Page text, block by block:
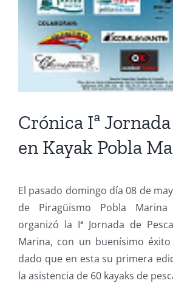
Crónica Iª
en Kayak Pobla
El pasado domingo día 08 de
de Piragüismo Pobla
organizó la Iª Jornada de
Marina, con un buenísimo
dado que en esta su primera
la asistencia de 60 kayaks de